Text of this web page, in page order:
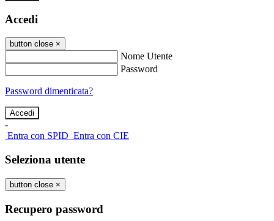
Accedi
button close ×
Nome Utente
Password
Password dimenticata?
-
Entra con SPID Entra con CIE
Seleziona utente
button close ×
Recupero password